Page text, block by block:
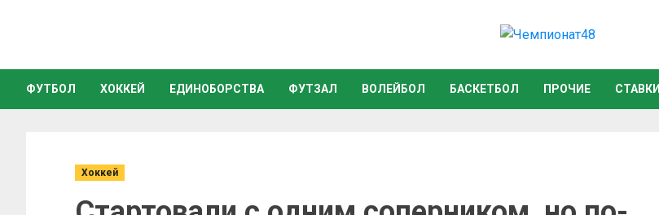
ФУТБОЛ ХОККЕЙ ЕДИНОБОРСТВА ФУТЗАЛ ВОЛЕЙБОЛ БАСКЕТБОЛ ПРОЧИЕ СТАВКИ
Хоккей